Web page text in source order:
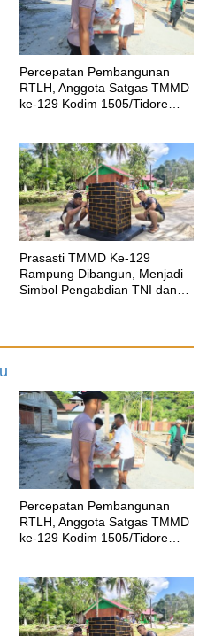
Percepatan Pembangunan
RTLH, Anggota Satgas TMMD
ke-129 Kodim 1505/Tidore
Prasasti TMMD Ke-129
Rampung Dibangun, Menjadi
Simbol Pengabdian TNI dan
Percepatan Pembangunan
RTLH, Anggota Satgas TMMD
ke-129 Kodim 1505/Tidore